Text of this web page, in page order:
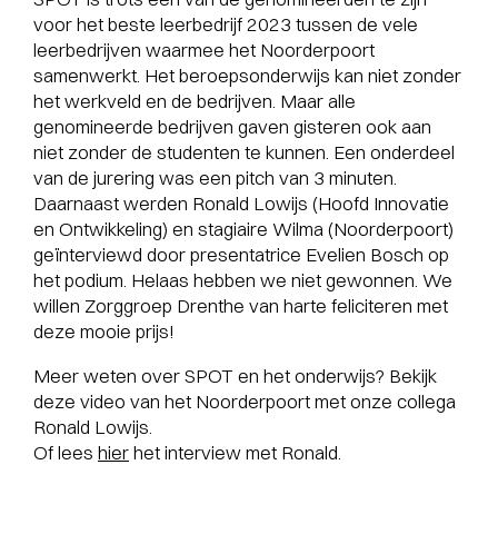
voor het beste leerbedrijf 2023 tussen de vele
leerbedrijven waarmee het Noorderpoort
samenwerkt. Het beroepsonderwijs kan niet zonder
het werkveld en de bedrijven. Maar alle
genomineerde bedrijven gaven gisteren ook aan
niet zonder de studenten te kunnen. Een onderdeel
van de jurering was een pitch van 3 minuten.
Daarnaast werden Ronald Lowijs (Hoofd Innovatie
en Ontwikkeling) en stagiaire Wilma (Noorderpoort)
geïnterviewd door presentatrice Evelien Bosch op
het podium. Helaas hebben we niet gewonnen. We
willen Zorggroep Drenthe van harte feliciteren met
deze mooie prijs!
Meer weten over SPOT en het onderwijs? Bekijk
deze video van het Noorderpoort met onze collega
Ronald Lowijs.
Of lees hierhet interview met Ronald.